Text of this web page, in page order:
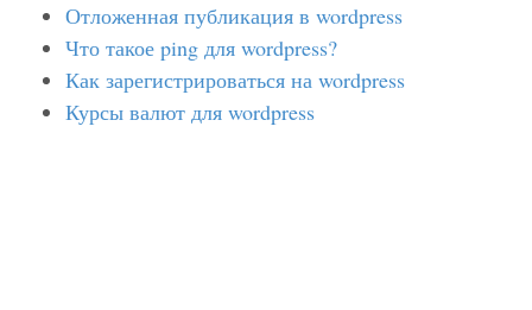
Отложенная публикация в wordpress
Что такое ping для wordpress?
Как зарегистрироваться на wordpress
Курсы валют для wordpress